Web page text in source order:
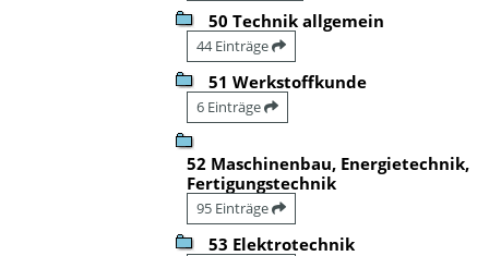
50 Technik allgemein
44 Einträge
51 Werkstoffkunde
6 Einträge
52 Maschinenbau, Energietechnik,
Fertigungstechnik
95 Einträge
53 Elektrotechnik